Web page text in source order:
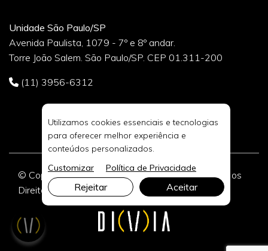
Unidade São Paulo/SP
Avenida Paulista, 1079 - 7º e 8º andar.
Torre João Salem. São Paulo/SP. CEP 01.311-200
(11) 3956-6312
© Copyright 2026 DIVIA Marketing Digital. Todos os
Direitos Reservados.
Utilizamos cookies essenciais e tecnologias
para oferecer melhor experiência e
conteúdos personalizados.
Customizar
Política de Privacidade
Rejeitar Aceitar